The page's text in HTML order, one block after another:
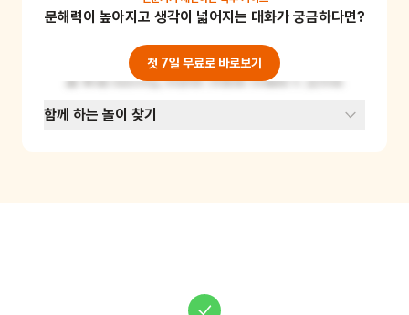
보세요. 아기 고양이 역할을 맡은 사람은 계속 러
플스에게 다가가 함께 놀자고 표현해 보세요. 역
할을 바꿔가며 놀이하면 더 재미있어요. 이 놀이
를 통해 어린이는 타인의 감정을 이해하고 공감하
는 능력을 기를 수 있어요.
문해력이 높아지고 생각이 넓어지는 대화가 궁금하다면?
첫 7일 무료로 바로보기
함께 하는 놀이 찾기